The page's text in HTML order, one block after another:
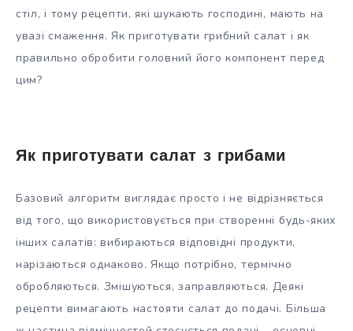
стіл, і тому рецепти, які шукають господині, мають на
увазі смаження. Як приготувати грибний салат і як
правильно обробити головний його компонент перед
цим?
Як приготувати салат з грибами
Базовий алгоритм виглядає просто і не відрізняється
від того, що використовується при створенні будь-яких
інших салатів: вибираються відповідні продукти,
нарізаються однаково. Якщо потрібно, термічно
обробляються. Змішуються, заправляються. Деякі
рецепти вимагають настояти салат до подачі. Більша